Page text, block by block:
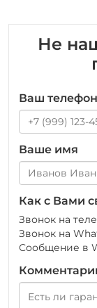
Не
Ваш телефон
Ваше имя
Как с Вами
Звонок на
Звонок на
Сообщение в